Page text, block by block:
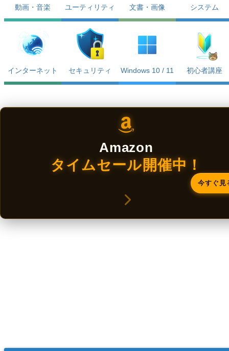
動画・音楽 ユーティリティ 文書・画像 システム
インターネット セキュリティ Windows 10 / 11 初心者講座
Amazon
タイムセール開催中！
今すぐ見